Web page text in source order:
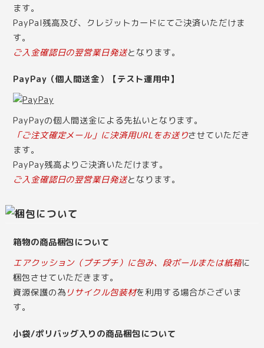
ます。
PayPal残高及び、クレジットカードにてご決済いただけま
す。
ご入金確認日の翌営業日発送となります。
PayPay（個人間送金）【テスト運用中】
PayPayの個人間送金による先払いとなります。
「ご注文確定メール」に決済用URLをお送りさせていただき
ます。
PayPay残高よりご決済いただけます。
ご入金確認日の翌営業日発送となります。
箱物の商品梱包について
エアクッション（プチプチ）に包み、段ボールまたは紙箱に
梱包させていただきます。
資源保護の為 リサイクル包装材を利用する場合がございま
す。
小袋/ポリバッグ入りの商品梱包について